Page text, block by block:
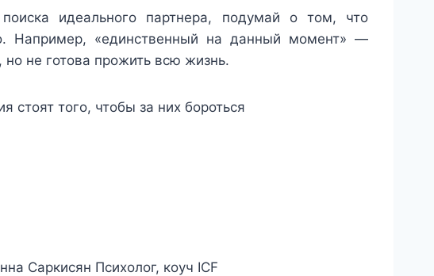
идеального партнера, подумай о том, что
Например, «единственный на данный момент» —
не готова прожить всю жизнь.
стоят того, чтобы за них бороться
Саркисян Психолог, коуч ICF